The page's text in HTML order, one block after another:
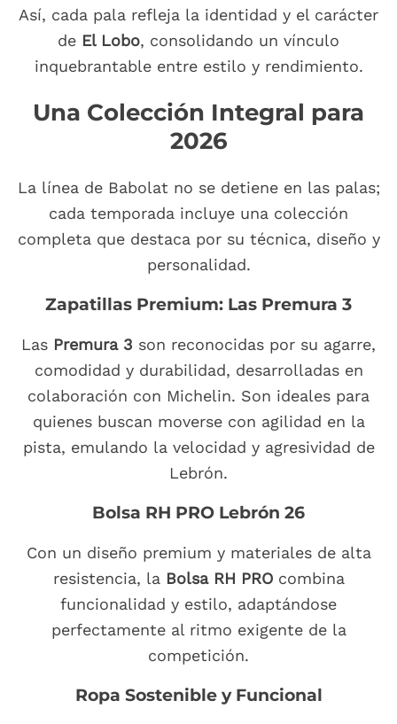
Así, cada pala refleja la identidad y el carácter
de El Lobo, consolidando un vínculo
inquebrantable entre estilo y rendimiento.
Una Colección Integral para
2026
La línea de Babolat no se detiene en las palas;
cada temporada incluye una colección
completa que destaca por su técnica, diseño y
personalidad.
Zapatillas Premium: Las Premura 3
Las Premura 3 son reconocidas por su agarre,
comodidad y durabilidad, desarrolladas en
colaboración con Michelin. Son ideales para
quienes buscan moverse con agilidad en la
pista, emulando la velocidad y agresividad de
Lebrón.
Bolsa RH PRO Lebrón 26
Con un diseño premium y materiales de alta
resistencia, la Bolsa RH PROcombina
funcionalidad y estilo, adaptándose
perfectamente al ritmo exigente de la
competición.
Ropa Sostenible y Funcional